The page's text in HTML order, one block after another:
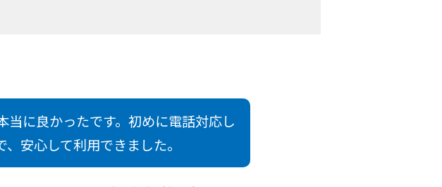
に良かったです。初めに電話対応し
安心して利用できました。